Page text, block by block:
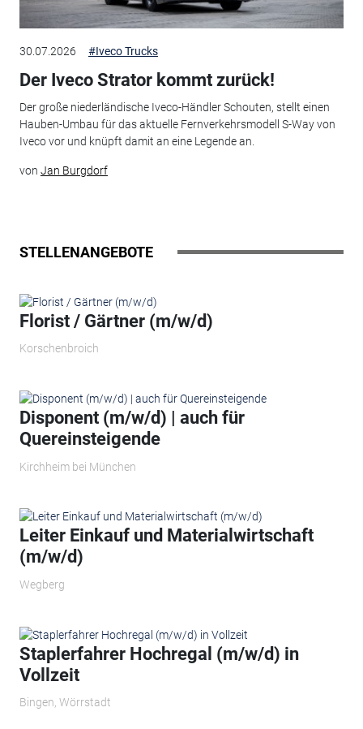
30.07.2026 #Iveco Trucks
Der Iveco Strator kommt zurück!
Der große niederländische Iveco-Händler Schouten, stellt einen
Hauben-Umbau für das aktuelle Fernverkehrsmodell S-Way von
Iveco vor und knüpft damit an eine Legende an.
von Jan Burgdorf
STELLENANGEBOTE
Florist / Gärtner (m/w/d)
Korschenbroich
Disponent (m/w/d) | auch für
Quereinsteigende
Kirchheim bei München
Leiter Einkauf und Materialwirtschaft
(m/w/d)
Wegberg
Staplerfahrer Hochregal (m/w/d) in
Vollzeit
Bingen, Wörrstadt